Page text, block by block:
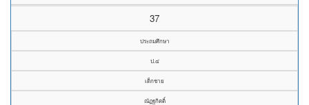
37
ประถมศึกษา
ป.๔
เด็กชาย
ณัฏฐกิตติ์